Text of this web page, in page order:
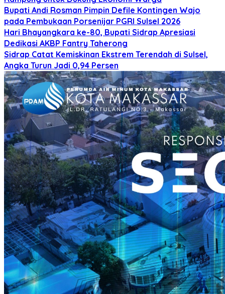
Bupati Andi Rosman Pimpin Defile Kontingen Wajo
pada Pembukaan Porsenijar PGRI Sulsel 2026
Hari Bhayangkara ke-80, Bupati Sidrap Apresiasi
Dedikasi AKBP Fantry Taherong
Sidrap Catat Kemiskinan Ekstrem Terendah di Sulsel,
Angka Turun Jadi 0,94 Persen